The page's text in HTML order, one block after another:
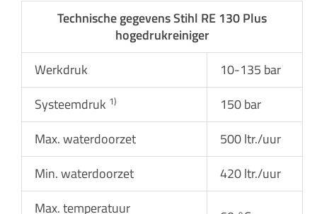
Technische gegevens Stihl RE 130 Plus
hogedrukreiniger
Werkdruk
10-135 bar
Systeemdruk 1)
150 bar
Max. waterdoorzet
500 ltr./uur
Min. waterdoorzet
420 ltr./uur
Max. temperatuur